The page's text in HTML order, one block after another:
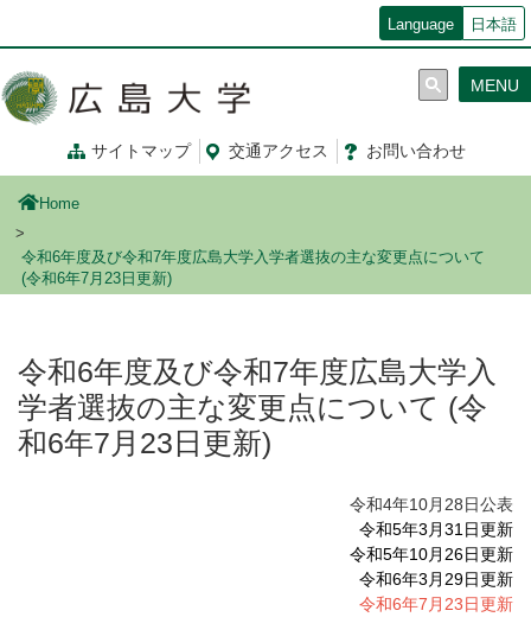
コ
ン
移
Language 日本語
サイトマップ 交通アクセス お問い合わせ
MENU
Home
令和6年度及び令和7年度広島大学入学者選抜の主な変更点について
(令和6年7月23日更新)
令和6年度及び令和7年度広島大学入
学者選抜の主な変更点について (令
和6年7月23日更新)
令和4年10月28日公表
令和5年3月31日更新
令和5年10月26日更新
令和6年3月29日更新
令和6年7月23日更新